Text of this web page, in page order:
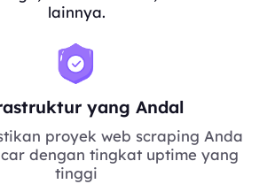
lainnya.
yang Andal
proyek web scraping Anda
dengan tingkat uptime yang
tinggi